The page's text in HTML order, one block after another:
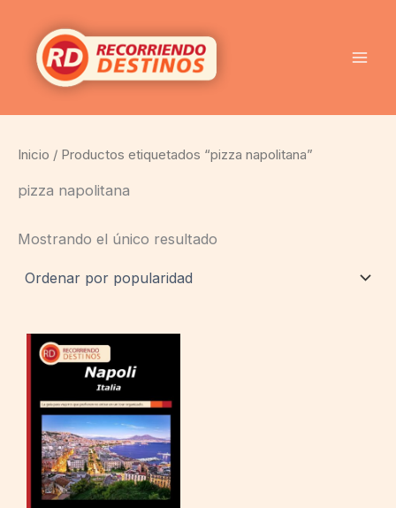
contenido
Inicio / Productos etiquetados “pizza napolitana”
pizza napolitana
Mostrando el único resultado